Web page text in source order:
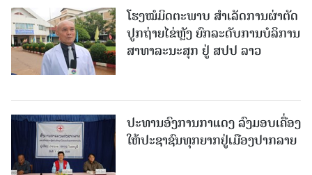
ໂຮງໝໍມິດຕະພາບ ສໍາເລັດການຜ່າຕັດ
ປູກຖ່າຍໄຂ່ຫຼັງ ຍົກລະດັບການບໍລິການ
ສາທາລະນະສຸກ ຢູ່ ສປປ ລາວ
ປະທານອົງການກາແດງ ລົງມອບເຄື່ອງ
ໃຫ້ປະຊາຊົນທຸກຍາກຢູ່ເມືອງປາກລາຍ